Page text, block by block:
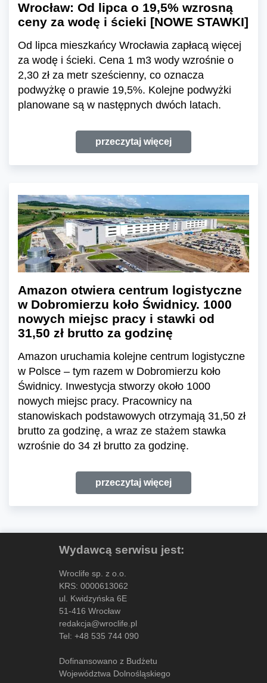
Wrocław: Od lipca o 19,5% wzrosną
ceny za wodę i ścieki [NOWE STAWKI]
Od lipca mieszkańcy Wrocławia zapłacą więcej
za wodę i ścieki. Cena 1 m3 wody wzrośnie o
2,30 zł za metr sześcienny, co oznacza
podwyżkę o prawie 19,5%. Kolejne podwyżki
planowane są w następnych dwóch latach.
przeczytaj więcej
Amazon otwiera centrum logistyczne
w Dobromierzu koło Świdnicy. 1000
nowych miejsc pracy i stawki od
31,50 zł brutto za godzinę
Amazon uruchamia kolejne centrum logistyczne
w Polsce – tym razem w Dobromierzu koło
Świdnicy. Inwestycja stworzy około 1000
nowych miejsc pracy. Pracownicy na
stanowiskach podstawowych otrzymają 31,50 zł
brutto za godzinę, a wraz ze stażem stawka
wzrośnie do 34 zł brutto za godzinę.
przeczytaj więcej
Wydawcą serwisu jest:
Wroclife sp. z o.o.
KRS: 0000613062
ul. Kwidzyńska 6E
51-416 Wrocław
redakcja@wroclife.pl
Tel: +48 535 744 090
Dofinansowano z Budżetu
Województwa Dolnośląskiego